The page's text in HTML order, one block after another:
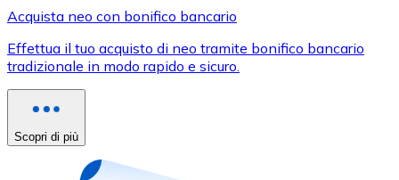
Usa le carte Visa e Mastercard per acquistare
Acquista con carta
Acquista neo con bonifico bancario
Effettua il tuo acquisto di neo tramite bonifico bancario
tradizionale in modo rapido e sicuro.
Scopri di più